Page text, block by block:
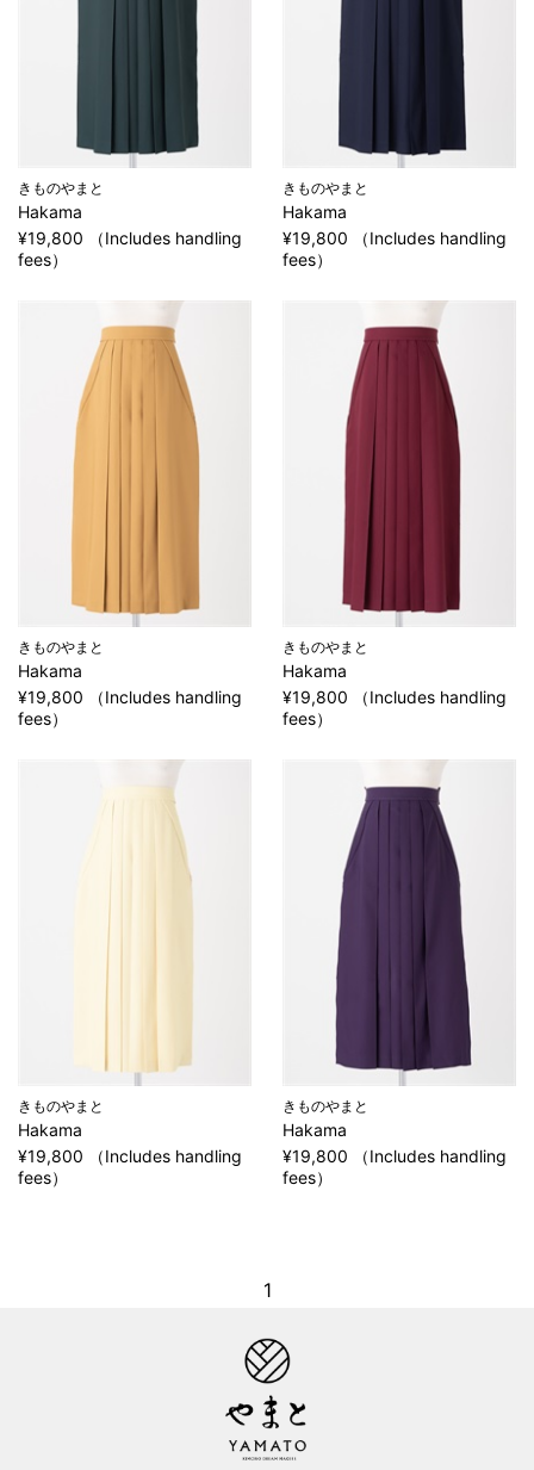
きものやまと
Hakama
¥19,800 （Includes handling
fees）
きものやまと
Hakama
¥19,800 （Includes handling
fees）
きものやまと
Hakama
¥19,800 （Includes handling
fees）
きものやまと
Hakama
¥19,800 （Includes handling
fees）
きものやまと
Hakama
¥19,800 （Includes handling
fees）
きものやまと
Hakama
¥19,800 （Includes handling
fees）
1